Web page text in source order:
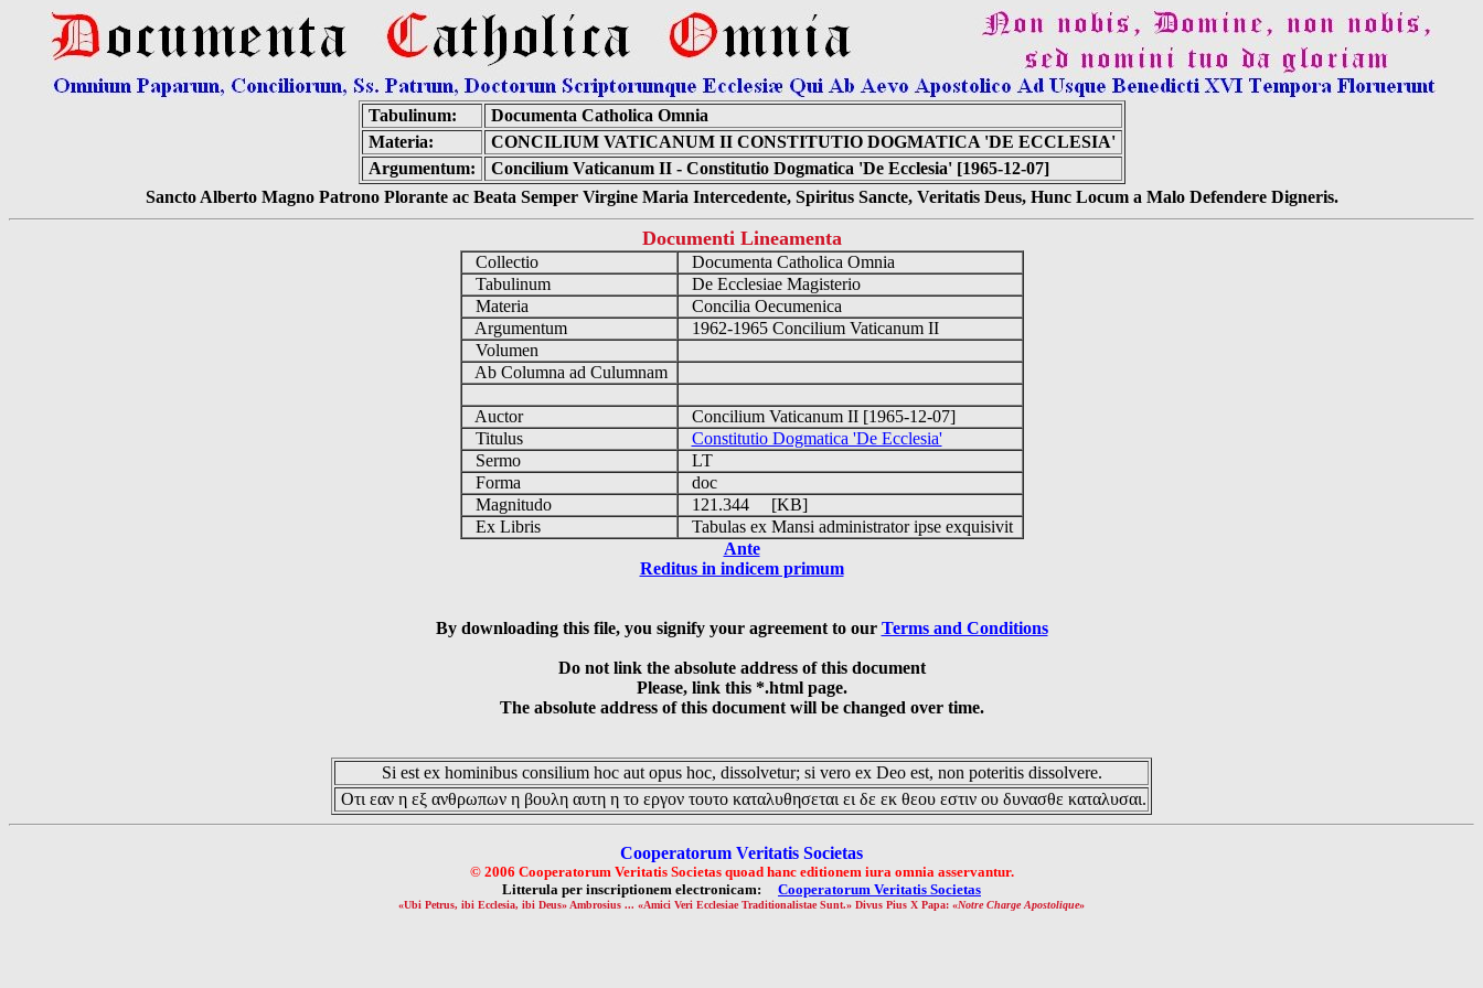
Tabulinum:
Documenta Catholica Omnia
Materia:
CONCILIUM VATICANUM II CONSTITUTIO DOGMATICA 'DE ECCLESIA'
Argumentum:
Concilium Vaticanum II - Constitutio Dogmatica 'De Ecclesia' [1965-12-07]
Sancto Alberto Magno Patrono Plorante ac Beata Semper Virgine Maria Intercedente, Spiritus Sancte, Veritatis Deus, Hunc Locum a Malo Defendere Digneris.
Documenti Lineamenta
Collectio
Documenta Catholica Omnia
Tabulinum
De Ecclesiae Magisterio
Materia
Concilia Oecumenica
Argumentum
1962-1965 Concilium Vaticanum II
Volumen
Ab Columna ad Culumnam
Auctor
Concilium Vaticanum II [1965-12-07]
Titulus
Constitutio Dogmatica 'De Ecclesia'
Sermo
LT
Forma
doc
Magnitudo
121.344 [KB]
Ex Libris
Tabulas ex Mansi administrator ipse exquisivit
Ante
Reditus in indicem primum
By downloading this file, you signify your agreement to our Terms and Conditions
Do not link the absolute address of this document
Please, link this *.html page.
The absolute address of this document will be changed over time.
Si est ex hominibus consilium hoc aut opus hoc, dissolvetur; si vero ex Deo est, non poteritis dissolvere.
Οτι εαν η εξ ανθρωπων η βουλη αυτη η το εργον τουτο καταλυθησεται ει δε εκ θεου εστιν ου δυνασθε καταλυσαι.
Cooperatorum Veritatis Societas
© 2006 Cooperatorum Veritatis Societas quoad hanc editionem iura omnia asservantur.
Litterula per inscriptionem electronicam: Cooperatorum Veritatis Societas
«Ubi Petrus, ibi Ecclesia, ibi Deus» Ambrosius ... «Amici Veri Ecclesiae Traditionalistae Sunt.» Divus Pius X Papa: «Notre Charge Apostolique»